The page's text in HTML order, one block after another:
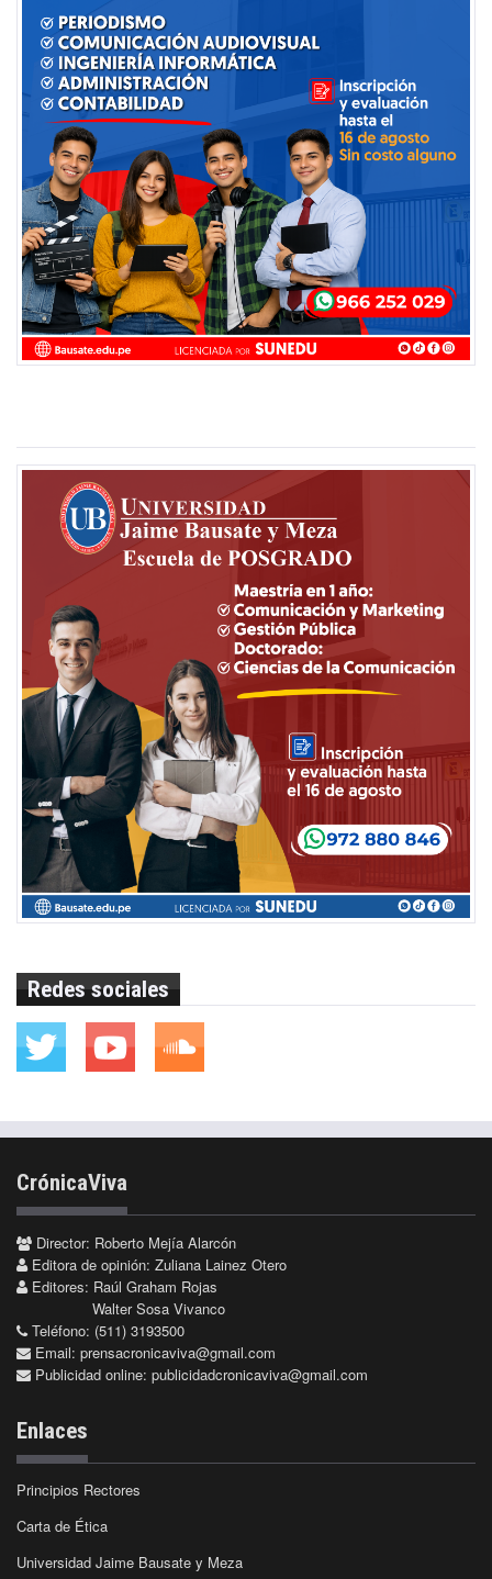
Redes sociales
CrónicaViva
Director: Roberto Mejía Alarcón
Editora de opinión: Zuliana Lainez Otero
Editores: Raúl Graham Rojas
Walter Sosa Vivanco
Teléfono: (511) 3193500
Email: prensacronicaviva@gmail.com
Publicidad online: publicidadcronicaviva@gmail.com
Enlaces
Principios Rectores
Carta de Ética
Universidad Jaime Bausate y Meza